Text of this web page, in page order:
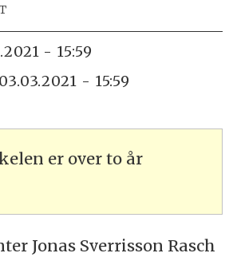
- 15:59
03.03.2021 - 15:59
er over to år
Jonas Sverrisson Rasch